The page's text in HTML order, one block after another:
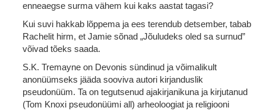
enneaegse surma vähem kui kaks aastat tagasi?
Kui suvi hakkab lõppema ja ees terendub detsember, tabab
Rachelit hirm, et Jamie sõnad „Jõuludeks oled sa surnud”
võivad tõeks saada.
S.K. Tremayne on Devonis sündinud ja võimalikult
anonüümseks jääda sooviva autori kirjanduslik
pseudonüüm. Ta on tegutsenud ajakirjanikuna ja kirjutanud
(Tom Knoxi pseudonüümi all) arheoloogiat ja religiooni